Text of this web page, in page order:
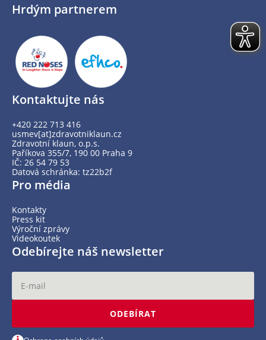
Hrdým partnerem
Kontaktujte nás
+420 222 713 416
usmev[at]zdravotniklaun.cz
Zdravotní klaun, o.p.s.
Paříkova 355/7, 190 00 Praha 9
IČ: 26 54 79 53
Datová schránka: tz22b2f
Pro média
Kontakty
Press kit
Výroční zprávy
Videokoutek
Odebírejte náš newsletter
ODEBÍRAT